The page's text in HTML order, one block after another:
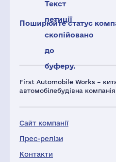
First Automobile Works –
автомобілебудівна
Сайт компанії
Прес-релізи
Контакти
Текст
петиції
скопійовано
до
буферу.
Поширюйте статус